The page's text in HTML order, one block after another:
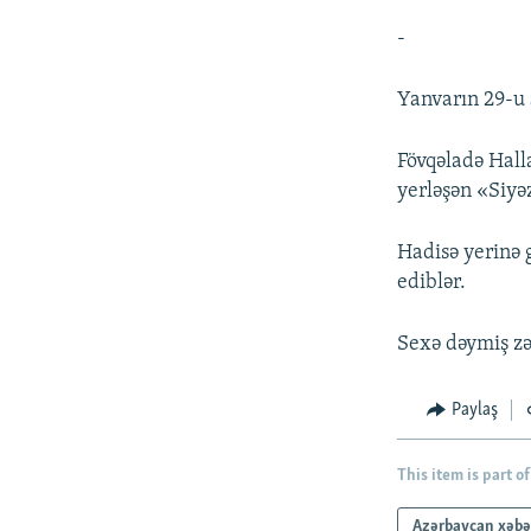
-
Yanvarın 29-
Fövqəladə
yerləşən
Hadisə yerinə
ediblər.
Sexə dəymiş
Paylaş
This item is part of
Azərbaycan